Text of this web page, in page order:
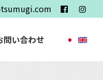
問い合わせ